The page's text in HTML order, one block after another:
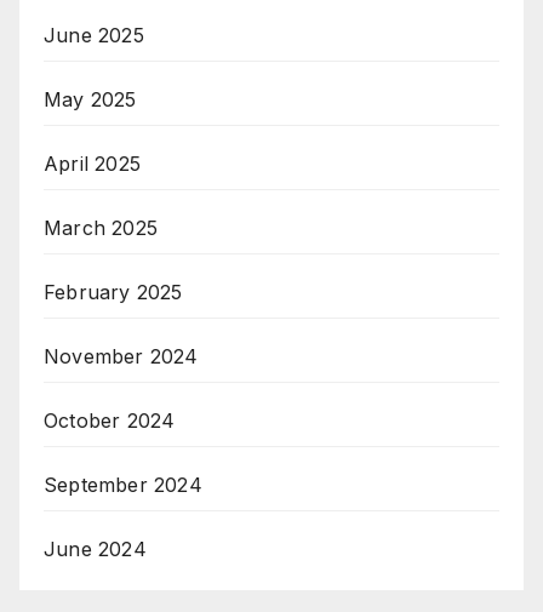
June 2025
May 2025
April 2025
March 2025
February 2025
November 2024
October 2024
September 2024
June 2024